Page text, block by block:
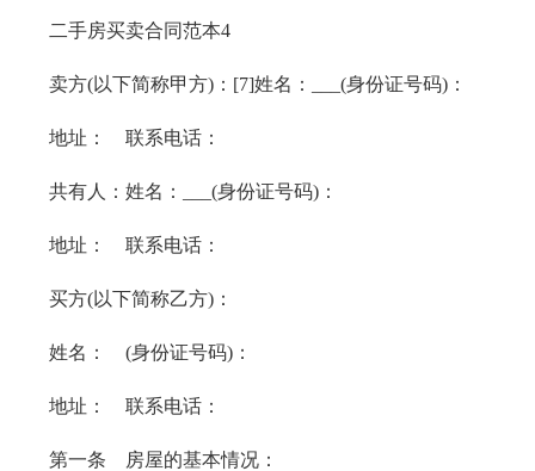
二手房买卖合同范本4
卖方(以下简称甲方)：[7]姓名：___(身份证号码)：
地址： 联系电话：
共有人：姓名：___(身份证号码)：
地址： 联系电话：
买方(以下简称乙方)：
姓名： (身份证号码)：
地址： 联系电话：
第一条 房屋的基本情况：